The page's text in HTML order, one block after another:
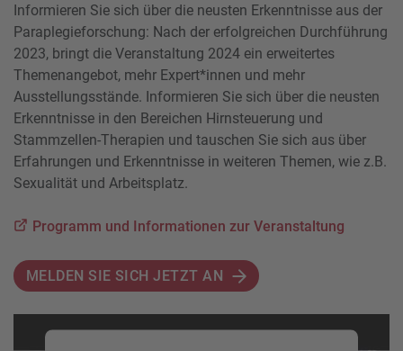
Informieren Sie sich über die neusten Erkenntnisse aus der
Paraplegieforschung: Nach der erfolgreichen Durchführung
2023, bringt die Veranstaltung 2024 ein erweitertes
Themenangebot, mehr Expert*innen und mehr
Ausstellungsstände. Informieren Sie sich über die neusten
Erkenntnisse in den Bereichen Hirnsteuerung und
Stammzellen-Therapien und tauschen Sie sich aus über
Erfahrungen und Erkenntnisse in weiteren Themen, wie z.B.
Sexualität und Arbeitsplatz.
Programm und Informationen zur Veranstaltung
MELDEN SIE SICH JETZT AN